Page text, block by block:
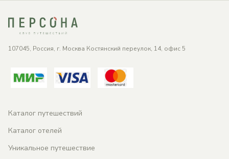
107045, Россия, г. Москва Костянский переулок, 14, офис 5
Каталог путешествий
Каталог отелей
Уникальное путешествие